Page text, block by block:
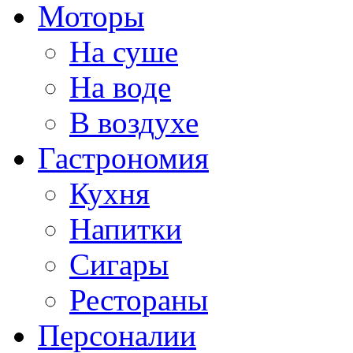
Моторы
На суше
На воде
В воздухе
Гастрономия
Кухня
Напитки
Сигары
Рестораны
Персоналии